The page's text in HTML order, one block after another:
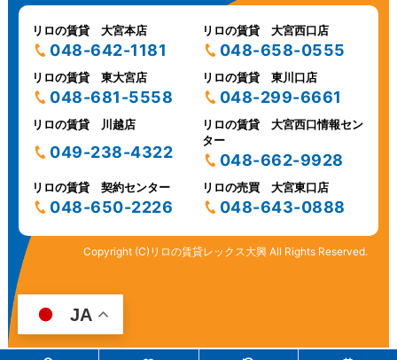
リロの賃貸 大宮本店
048-642-1181
リロの賃貸 大宮西口店
048-658-0555
リロの賃貸 東大宮店
048-681-5558
リロの賃貸 東川口店
048-299-6661
リロの賃貸 川越店
049-238-4322
リロの賃貸 大宮西口情報セン
ター
048-662-9928
リロの賃貸 契約センター
048-650-2226
リロの売買 大宮東口店
048-643-0888
Copyright (C)リロの賃貸レックス大興 All Rights Reserved.
JA